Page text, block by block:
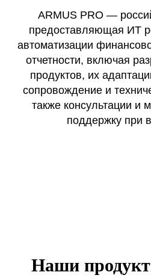
ARMUS PRO —
предоставляющая ИТ
автоматизации
отчетности, включая
продуктов, их
сопровождение и
также консультации и
поддержку при
Наши